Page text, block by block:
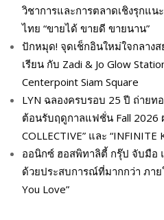
วิชาการและการตลาดเชิงรุกแน
ไทย “ขายได้ ขายดี ขายนาน”
ปักหมุด! จุดเช็กอินใหม่ใจกลาง
เรียน กับ Zadi & Jo Glow
Centerpoint Siam Square
LYN ฉลองครบรอบ 25 ปี ถ่ายท
ต้อนรับฤดูกาลแฟชั่น Fall 2026
COLLECTIVE” และ “INFINITE
ออนิกซ์ ฮอสพิทาลิตี้ กรุ๊ป จับมือ
ด้วยประสบการณ์ที่มากกว่า ภา
You Love”